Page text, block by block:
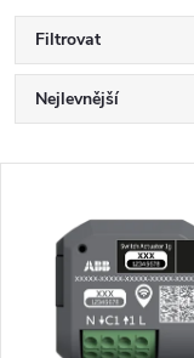
Filtrovat
Ř
a
Nejlevnější
Abecedně